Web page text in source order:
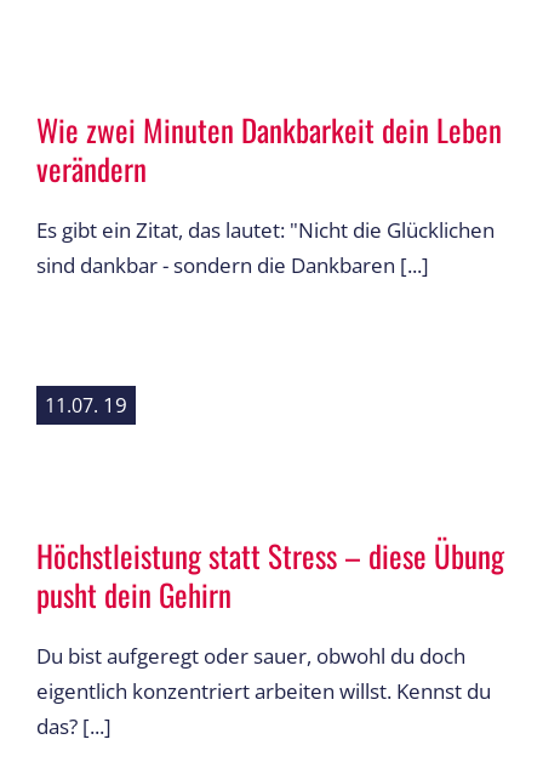
Wie zwei Minuten Dankbarkeit dein Leben
verändern
Es gibt ein Zitat, das lautet: "Nicht die Glücklichen
sind dankbar - sondern die Dankbaren [...]
11.07. 19
Höchstleistung statt Stress – diese Übung
pusht dein Gehirn
Du bist aufgeregt oder sauer, obwohl du doch
eigentlich konzentriert arbeiten willst. Kennst du
das? [...]